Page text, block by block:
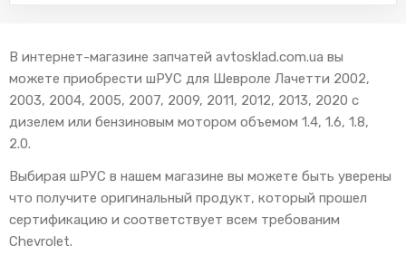
В интернет-магазине запчатей avtosklad.com.ua вы
можете приобрести шРУС для Шевроле Лачетти 2002,
2003, 2004, 2005, 2007, 2009, 2011, 2012, 2013, 2020 с
дизелем или бензиновым мотором объемом 1.4, 1.6, 1.8,
2.0.
Выбирая шРУС в нашем магазине вы можете быть уверены
что получите оригинальный продукт, который прошел
сертификацию и соответствует всем требованим
Chevrolet.